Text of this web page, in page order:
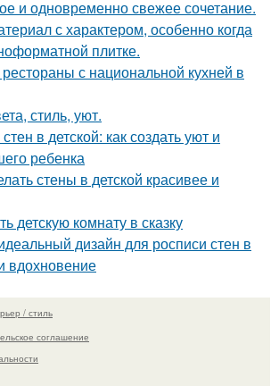
и одновременно свежее сочетание.
с характером, особенно когда
плитке.
с национальной кухней в
стиль, уют.
в детской: как создать уют и
ребенка
стены в детской красивее и
детскую комнату в сказку
дизайн для росписи стен в
вдохновение
/ стиль
соглашение